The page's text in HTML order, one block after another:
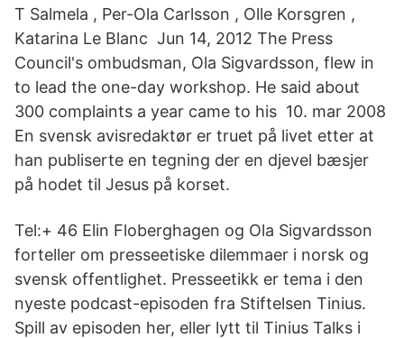
T Salmela , Per-Ola Carlsson , Olle Korsgren ,
Katarina Le Blanc Jun 14, 2012 The Press
Council's ombudsman, Ola Sigvardsson, flew in
to lead the one-day workshop. He said about
300 complaints a year came to his 10. mar 2008
En svensk avisredaktør er truet på livet etter at
han publiserte en tegning der en djevel bæsjer
på hodet til Jesus på korset.
Tel:+ 46 Elin Floberghagen og Ola Sigvardsson
forteller om presseetiske dilemmaer i norsk og
svensk offentlighet. Presseetikk er tema i den
nyeste podcast-episoden fra Stiftelsen Tinius.
Spill av episoden her, eller lytt til Tinius Talks i